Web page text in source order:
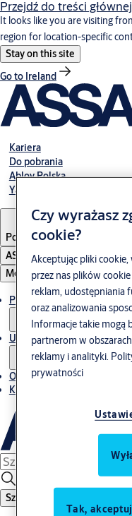
Przejdź do treści głównej
It looks like you are visiting
region for location-specific
Stay on this site
Go to Ireland
Kariera
Do pobrania
Abloy Polska
Yale Polska
Poland·Polski
ASSA ABLOY Group
Menu
Produkty i rozwiązania
Usługi
O nas
Kontakt
Szukaj
Czy wyrażasz
cookie?
Akceptując pliki
przez nas plików
reklam, udostępniania
oraz analizowania
Informacje takie mogą
partnerom w
reklamy i analityki.
prywatności
Tak,